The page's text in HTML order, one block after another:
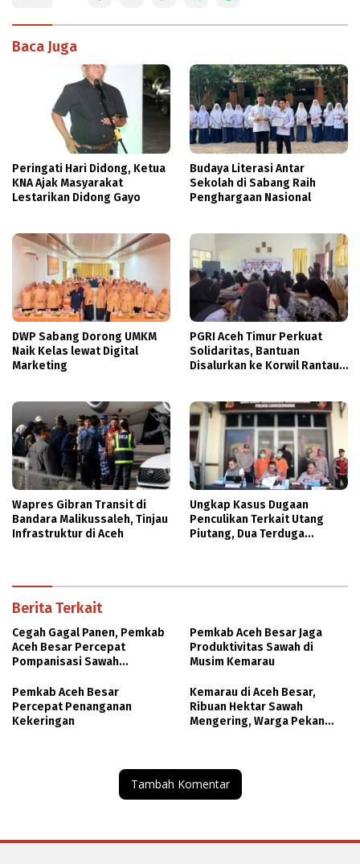
Baca Juga
Peringati Hari Didong, Ketua
KNA Ajak Masyarakat
Lestarikan Didong Gayo
Budaya Literasi Antar
Sekolah di Sabang Raih
Penghargaan Nasional
DWP Sabang Dorong UMKM
Naik Kelas lewat Digital
Marketing
PGRI Aceh Timur Perkuat
Solidaritas, Bantuan
Disalurkan ke Korwil Rantau
Wapres Gibran Transit di
Bandara Malikussaleh, Tinjau
Infrastruktur di Aceh
Ungkap Kasus Dugaan
Penculikan Terkait Utang
Piutang, Dua Terduga
Berita Terkait
Cegah Gagal Panen, Pemkab
Aceh Besar Percepat
Pompanisasi Sawah
Pemkab Aceh Besar Jaga
Produktivitas Sawah di
Musim Kemarau
Pemkab Aceh Besar
Percepat Penanganan
Kekeringan
Kemarau di Aceh Besar,
Ribuan Hektar Sawah
Mengering, Warga Pekan
Tambah Komentar